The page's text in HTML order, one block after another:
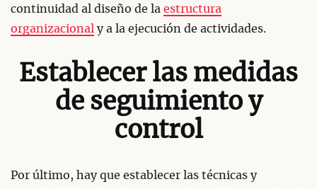
continuidad al diseño de la estructura
organizacional y a la ejecución de actividades.
Establecer las medidas
de seguimiento y
control
Por último, hay que establecer las técnicas y